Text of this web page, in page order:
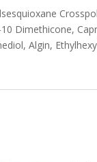
Dimethicone,
Algin,